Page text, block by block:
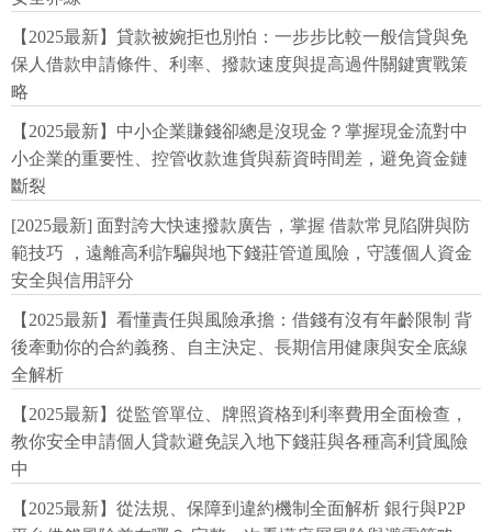
【2025最新】貸款被婉拒也別怕：一步步比較一般信貸與免
保人借款申請條件、利率、撥款速度與提高過件關鍵實戰策
略
【2025最新】中小企業賺錢卻總是沒現金？掌握現金流對中
小企業的重要性、控管收款進貨與薪資時間差，避免資金鏈
斷裂
[2025最新] 面對誇大快速撥款廣告，掌握 借款常見陷阱與防
範技巧 ，遠離高利詐騙與地下錢莊管道風險，守護個人資金
安全與信用評分
【2025最新】看懂責任與風險承擔：借錢有沒有年齡限制 背
後牽動你的合約義務、自主決定、長期信用健康與安全底線
全解析
【2025最新】從監管單位、牌照資格到利率費用全面檢查，
教你安全申請個人貸款避免誤入地下錢莊與各種高利貸風險
中
【2025最新】從法規、保障到違約機制全面解析 銀行與P2P